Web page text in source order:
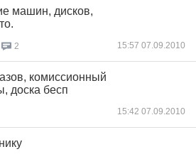
машин, дисков,
2 15:57 07.09.2010
комиссионный
доска бесп
15:42 07.09.2010